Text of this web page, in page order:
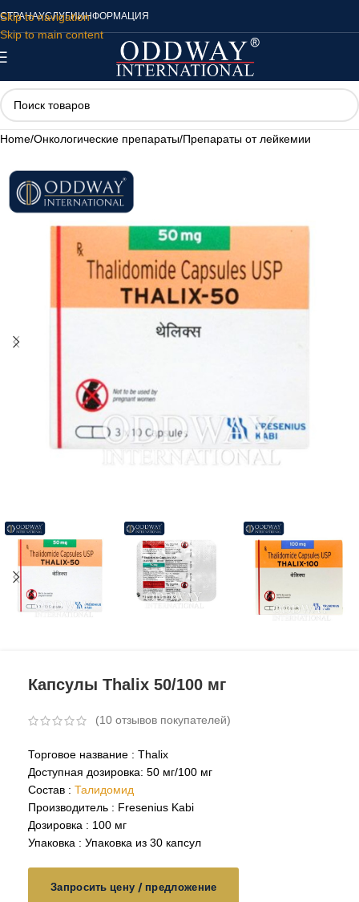
Skip to navigation
Skip to main content
СТРАНАУСЛУГИИНФОРМАЦИЯ
Home/Онкологические препараты/Препараты от лейкемии
Капсулы Thalix 50/100 мг
(10 отзывов покупателей)
Торговое название : Thalix
Доступная дозировка: 50 мг/100 мг
Состав : Талидомид
Производитель : Fresenius Kabi
Дозировка : 100 мг
Упаковка : Упаковка из 30 капсул
Запросить цену / предложение